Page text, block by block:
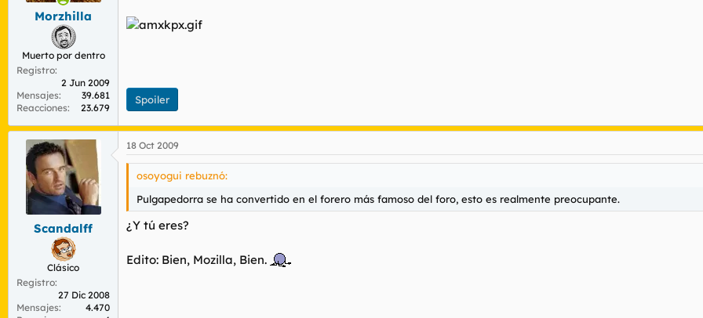
Morzhilla
Muerto por dentro
Registro
2 Jun 2009
Mensajes
39.681
Reacciones
23.679
Spoiler
Scandalff
Clásico
Registro
27 Dic 2008
Mensajes
4.470
18 Oct 2009
osoyogui rebuznó:
Pulgapedorra se ha convertido en el forero más famoso del foro, esto es realmente preocupante.
¿Y tú eres?
Edito: Bien, Mozilla, Bien.